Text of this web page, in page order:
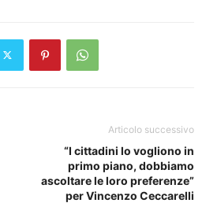
Articolo successivo
“I cittadini lo vogliono in
primo piano, dobbiamo
ascoltare le loro preferenze”
per Vincenzo Ceccarelli